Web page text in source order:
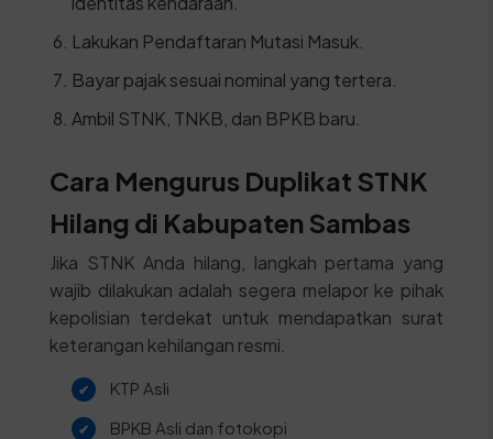
Lakukan Pendaftaran Mutasi Masuk.
Bayar pajak sesuai nominal yang tertera.
Ambil STNK, TNKB, dan BPKB baru.
Cara Mengurus Duplikat STNK
Hilang di Kabupaten Sambas
Jika STNK Anda hilang, langkah pertama yang
wajib dilakukan adalah segera melapor ke pihak
kepolisian terdekat untuk mendapatkan surat
keterangan kehilangan resmi.
KTP Asli
BPKB Asli dan fotokopi